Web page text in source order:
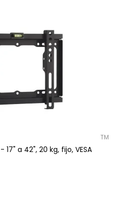
TM
17" a 42", 20 kg, fijo, VESA